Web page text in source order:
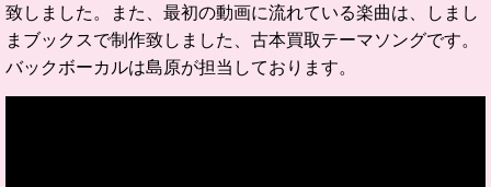
致しました。また、最初の動画に流れている楽曲は、しまし
まブックスで制作致しました、古本買取テーマソングです。
バックボーカルは島原が担当しております。